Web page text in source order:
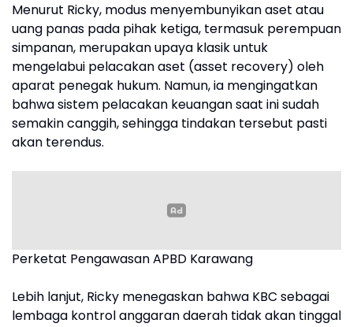
Menurut Ricky, modus menyembunyikan aset atau
uang panas pada pihak ketiga, termasuk perempuan
simpanan, merupakan upaya klasik untuk
mengelabui pelacakan aset (asset recovery) oleh
aparat penegak hukum. Namun, ia mengingatkan
bahwa sistem pelacakan keuangan saat ini sudah
semakin canggih, sehingga tindakan tersebut pasti
akan terendus.
Perketat Pengawasan APBD Karawang
Lebih lanjut, Ricky menegaskan bahwa KBC sebagai
lembaga kontrol anggaran daerah tidak akan tinggal